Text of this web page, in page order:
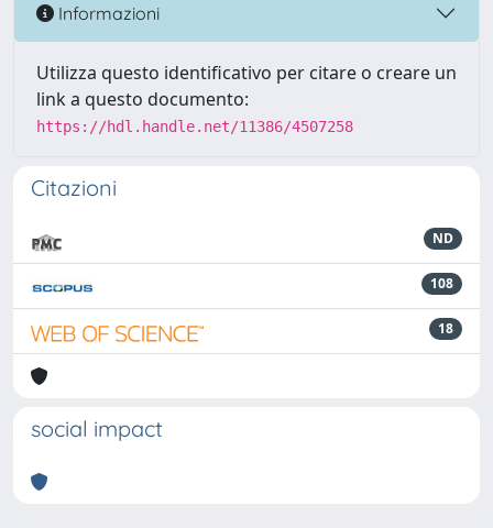
Informazioni
Utilizza questo identificativo per citare o creare un
link a questo documento:
https://hdl.handle.net/11386/4507258
Citazioni
ND
108
18
social impact